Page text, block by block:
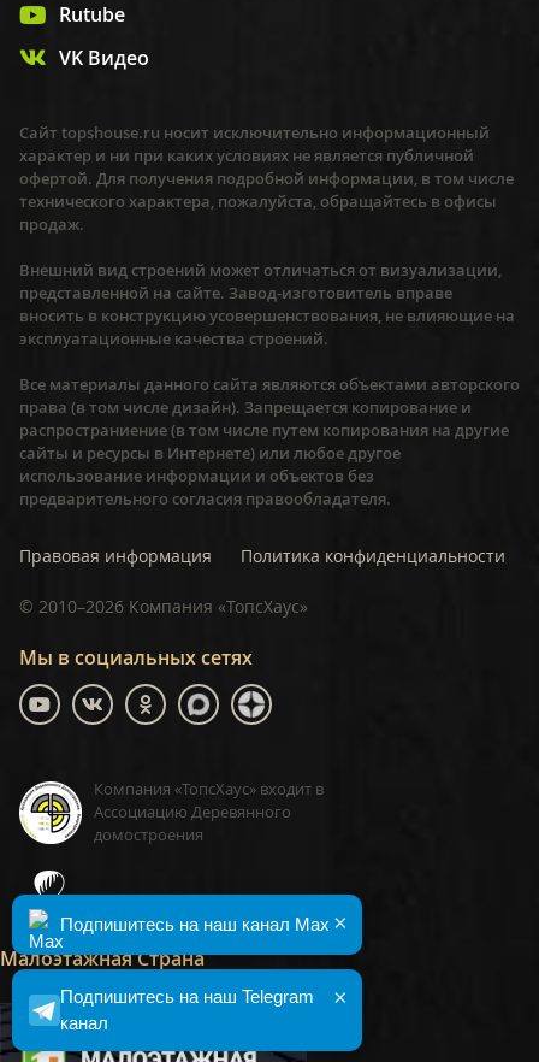
Rutube
VK Видео
Мы в социальных сетях
Компания «ТопсХаус» входит в
Ассоциацию Деревянного
домостроения
Малоэтажная Страна
Сайт topshouse.ru носит исключительно информационный
характер и ни при каких условиях не является публичной
офертой. Для получения подробной информации, в том числе
технического характера, пожалуйста, обращайтесь в офисы
продаж.
Внешний вид строений может отличаться от визуализации,
представленной на сайте. Завод-изготовитель вправе
вносить в конструкцию усовершенствования, не влияющие на
эксплуатационные качества строений.
Все материалы данного сайта являются объектами авторского
права (в том числе дизайн). Запрещается копирование и
распространиение (в том числе путем копирования на другие
сайты и ресурсы в Интернете) или любое другое
использование информации и объектов без
предварительного согласия правообладателя.
Правовая информация Политика конфиденциальности
© 2010–2026 Компания «ТопсХаус»
×
Подпишитесь на наш Telegram
канал
×
Подпишитесь на наш канал Max